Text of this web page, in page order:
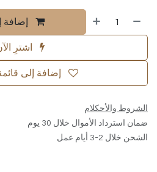
إضافة
اشترِ
إضافة إلى
الشروط والأحكلام
ضمان استرداد الأموال خلال 30 يوم
الشحن خلال 2-3 أيام عمل